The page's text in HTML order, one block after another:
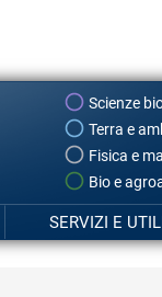
Scienze
Terra e
Fisica e
Bio e
SERVIZI E